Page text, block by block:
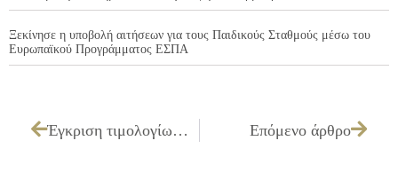
Ξεκίνησε η υποβολή αιτήσεων για τους Παιδικούς Σταθμούς μέσω του
Ευρωπαϊκού Προγράμματος ΕΣΠΑ
Έγκριση τιμολογίων παγίας έτους 2011. Επόμενο άρθρο